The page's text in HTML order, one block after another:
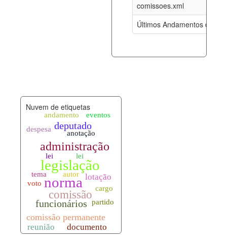
comissoes.xml
Últimos Andamentos de
documento_andamento.xml 07-08-
palavras_chave.xml 07-08-
legislacao_norma_anotacoes.xml
Nuvem de etiquetas